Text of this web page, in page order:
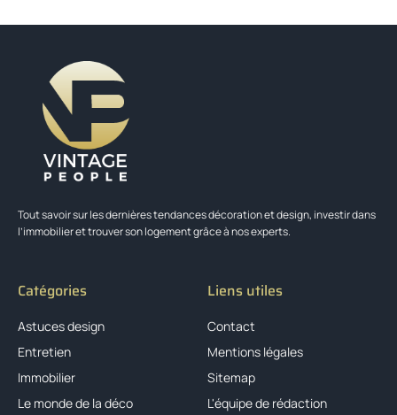
Tout savoir sur les dernières tendances décoration et design, investir dans
l’immobilier et trouver son logement grâce à nos experts.
Catégories
Astuces design
Entretien
Immobilier
Le monde de la déco
Liens utiles
Contact
Mentions légales
Sitemap
L'équipe de rédaction